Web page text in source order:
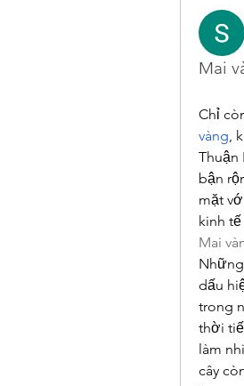
Mai
Chỉ
vàng,
Thuận
bận
mặt
kinh
Mai
dấu
trong
thời
làm
cây